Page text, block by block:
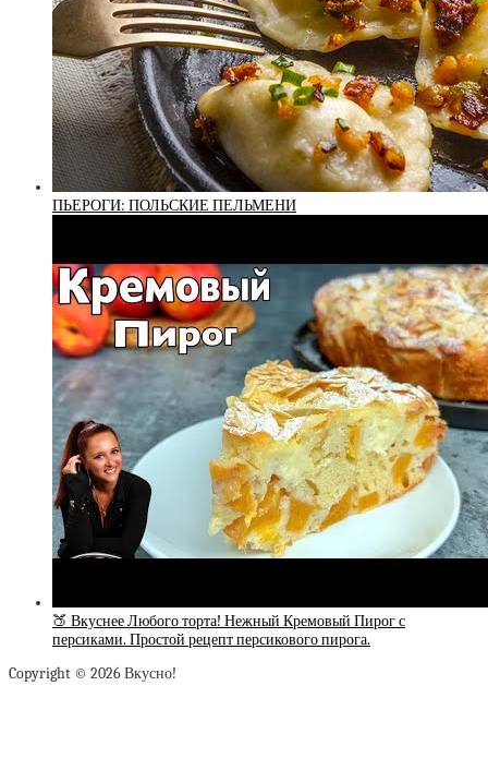
ПЬЕРОГИ: ПОЛЬСКИЕ ПЕЛЬМЕНИ
🍑 Вкуснее Любого торта! Нежный Кремовый Пирог с
персиками. Простой рецепт персикового пирога.
Copyright © 2026 Вкусно!